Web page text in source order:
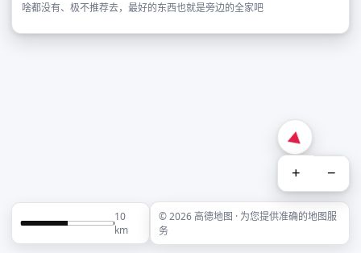
啥都没有、极不推荐去，最好的东西也就是旁边的全家吧
+ −
10
km
© 2026 高德地图 · 为您提供准确的地图服
务